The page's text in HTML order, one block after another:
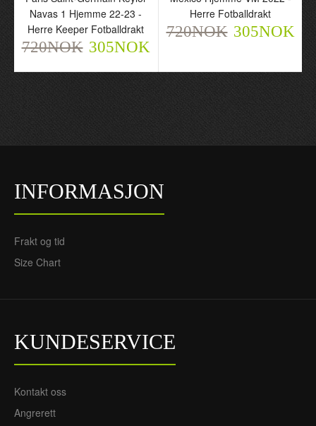
Navas 1 Hjemme 22-23 -
Herre Keeper Fotballdrakt
720NOK 305NOK
Herre Fotballdrakt
720NOK 305NOK
INFORMASJON
Frakt og tid
Size Chart
KUNDESERVICE
Kontakt oss
Angrerett